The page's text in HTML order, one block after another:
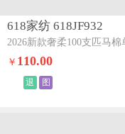
618家纺 618JF932
￥ 110.00
退 图